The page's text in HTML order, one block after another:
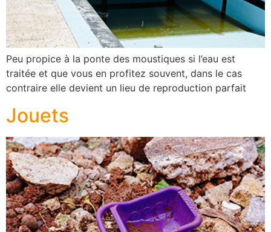
Peu propice à la ponte des moustiques si l’eau est
traitée et que vous en profitez souvent, dans le cas
contraire elle devient un lieu de reproduction parfait
Jouets